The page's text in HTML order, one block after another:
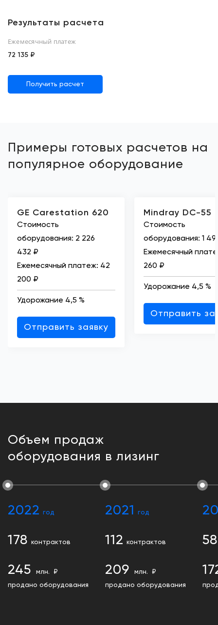
Результаты расчета
Ежемесячный платеж
72 135 ₽
Получить расчет
Примеры готовых расчетов на
популярное оборудование
GE Carestation 620
Стоимость
оборудования: 2 226
432 ₽
Ежемесячный платеж: 42
200 ₽
Удорожание 4,5 %
Отправить заявку
Mindray DC-55
Стоимость
оборудования: 1
Ежемесячный
260 ₽
Удорожание 4,5 %
Отправить
Объем продаж
оборудования в лизинг
2022 год
178 контрактов
245
млн. ₽
продано оборудования
2021 год
112 контрактов
209
млн. ₽
продано оборудования
58